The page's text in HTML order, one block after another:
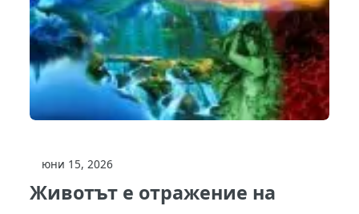
юни 15, 2026
Животът е отражение на